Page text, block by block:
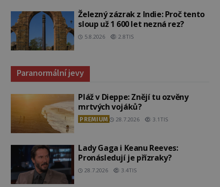
Železný zázrak z Indie: Proč tento
sloup už 1 600 let nezná rez?
5.8.2026 2.8TIS
Paranormální jevy
Pláž v Dieppe: Znějí tu ozvěny
mrtvých vojáků?
PREMIUM 28.7.2026 3.1TIS
Lady Gaga i Keanu Reeves:
Pronásledují je přízraky?
28.7.2026 3.4TIS